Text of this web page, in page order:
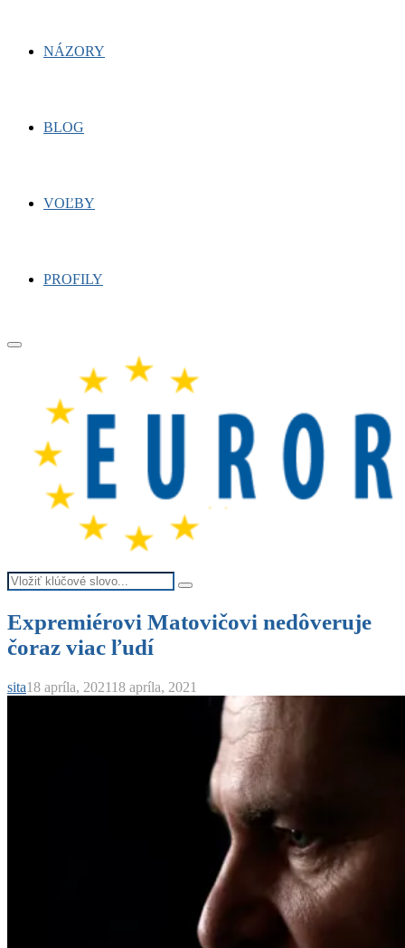
NÁZORY
BLOG
VOĽBY
PROFILY
Primary
Search
for:
Search
Expremiérovi Matovičovi nedôveruje
čoraz viac ľudí
sita18 apríla, 202118 apríla, 2021